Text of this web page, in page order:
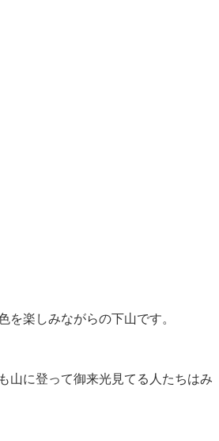
楽しみながらの下山です。
山に登って御来光見てる人たちはみ